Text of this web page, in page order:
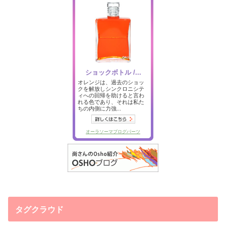
タグクラウド